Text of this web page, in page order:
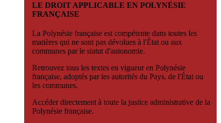
LE DROIT APPLICABLE EN POLYNÉSIE
FRANÇAISE
La Polynésie française est compétente dans toutes les
matières qui ne sont pas dévolues à l'État ou aux
communes par le statut d'autonomie.
Retrouvez tous les textes en vigueur en Polynésie
française, adoptés par les autorités du Pays, de l'État ou
les communes.
Accéder directement à toute la justice administrative de la
Polynésie française.